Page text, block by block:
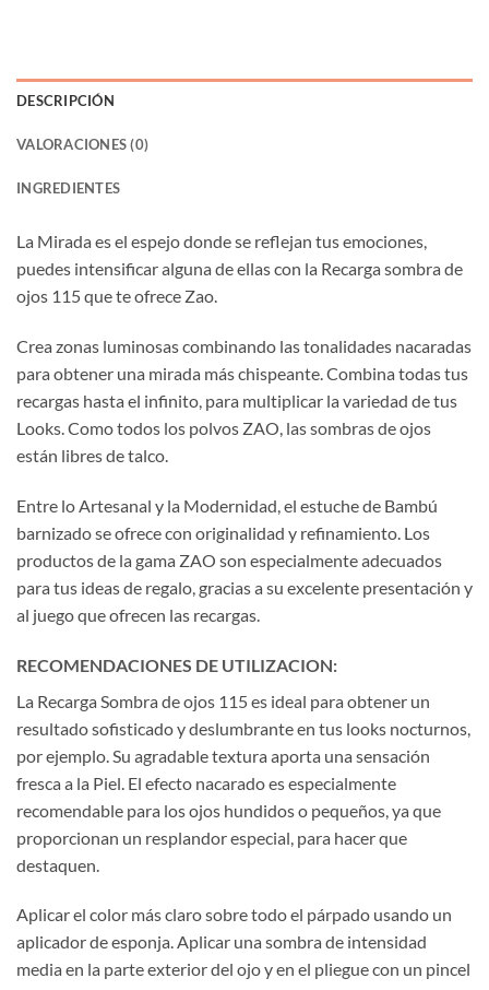
DESCRIPCIÓN
VALORACIONES (0)
INGREDIENTES
La Mirada es el espejo donde se reflejan tus emociones,
puedes intensificar alguna de ellas con la Recarga sombra de
ojos 115 que te ofrece Zao.
Crea zonas luminosas combinando las tonalidades nacaradas
para obtener una mirada más chispeante. Combina todas tus
recargas hasta el infinito, para multiplicar la variedad de tus
Looks. Como todos los polvos ZAO, las sombras de ojos
están libres de talco.
Entre lo Artesanal y la Modernidad, el estuche de Bambú
barnizado se ofrece con originalidad y refinamiento. Los
productos de la gama ZAO son especialmente adecuados
para tus ideas de regalo, gracias a su excelente presentación y
al juego que ofrecen las recargas.
RECOMENDACIONES DE UTILIZACION:
La Recarga Sombra de ojos 115 es ideal para obtener un
resultado sofisticado y deslumbrante en tus looks nocturnos,
por ejemplo. Su agradable textura aporta una sensación
fresca a la Piel. El efecto nacarado es especialmente
recomendable para los ojos hundidos o pequeños, ya que
proporcionan un resplandor especial, para hacer que
destaquen.
Aplicar el color más claro sobre todo el párpado usando un
aplicador de esponja. Aplicar una sombra de intensidad
media en la parte exterior del ojo y en el pliegue con un pincel